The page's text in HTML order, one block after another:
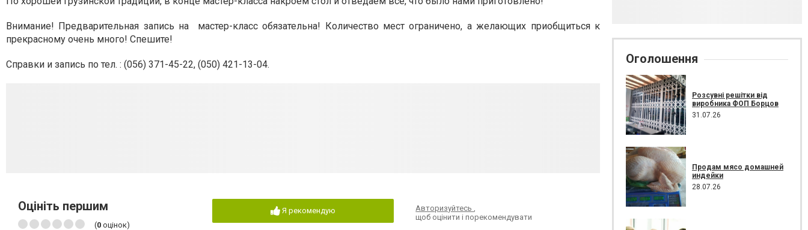
Внимание! Предварительная запись на мастер-класс обязательна! Количество мест ограничено, а желающих приобщиться к
прекрасному очень много! Спешите!
Справки и запись по тел. : (056) 371-45-22, (050) 421-13-04.
Оцініть першим
(0 оцінок)
Я рекомендую Авторизуйтесь
щоб оцінити і порекомендувати
Оголошення
Розсувні решітки від
виробника ФОП Борцов
31.07.26
Продам мясо домашней
индейки
28.07.26